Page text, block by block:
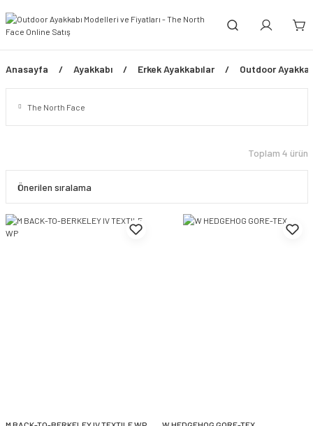
Anasayfa Ayakkabı Erkek Ayakkabılar Outdoor
The North Face
Toplam 4 ürün